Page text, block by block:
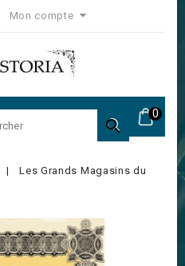
Mon compte
0

Les Grands Magasins du